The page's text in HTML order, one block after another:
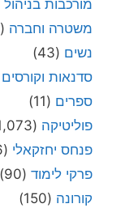
מורכבות בניהול
משטרה וחברה (57)
נשים (43)
סדנאות וקורסים
ספרים (11)
פוליטיקה (1,073)
פנחס יחזקאלי (1,986)
פרקי לימוד (90)
קורונה (150)